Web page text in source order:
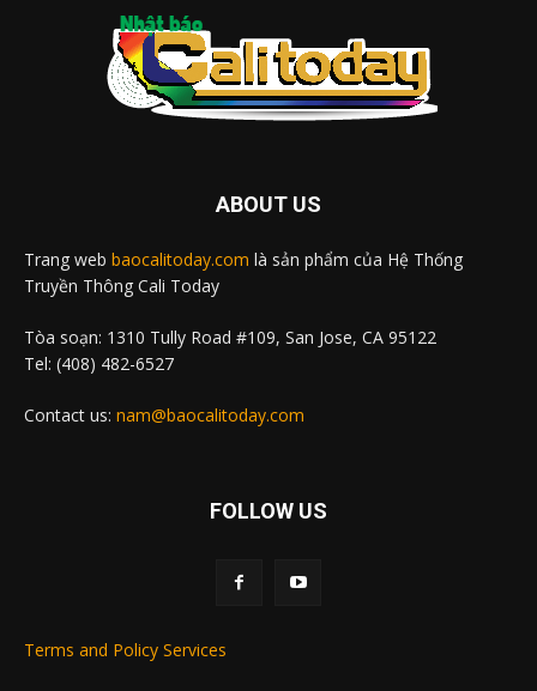
ABOUT US
Trang web baocalitoday.com là sản phẩm của Hệ Thống
Truyền Thông Cali Today
Tòa soạn: 1310 Tully Road #109, San Jose, CA 95122
Tel: (408) 482-6527
Contact us: nam@baocalitoday.com
FOLLOW US
Terms and Policy Services